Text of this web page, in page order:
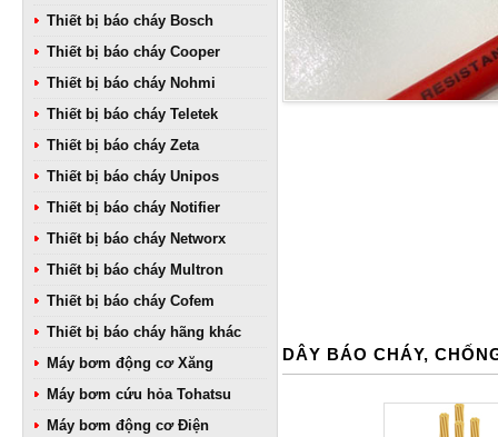
Thiết bị báo cháy Bosch
Thiết bị báo cháy Cooper
Thiết bị báo cháy Nohmi
Thiết bị báo cháy Teletek
Thiết bị báo cháy Zeta
Thiết bị báo cháy Unipos
Thiết bị báo cháy Notifier
Thiết bị báo cháy Networx
Thiết bị báo cháy Multron
Thiết bị báo cháy Cofem
Thiết bị báo cháy hãng khác
Máy bơm động cơ Xăng
Máy bơm cứu hỏa Tohatsu
Máy bơm động cơ Điện
DÂY BÁO CHÁY,